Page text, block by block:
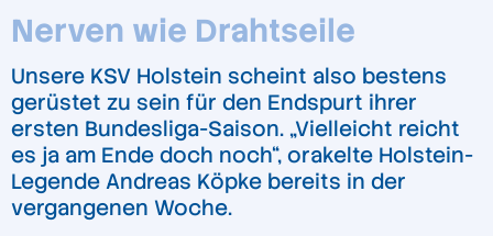
Nerven wie Drahtseile
Unsere KSV Holstein scheint also bestens
gerüstet zu sein für den Endspurt ihrer
ersten Bundesliga-Saison. „Vielleicht reicht
es ja am Ende doch noch“, orakelte Holstein-
Legende Andreas Köpke bereits in der
vergangenen Woche.